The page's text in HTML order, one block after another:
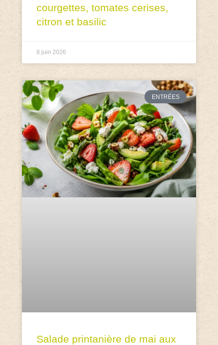
courgettes, tomates cerises,
citron et basilic
8 juin 2026
ENTRÉES
Salade printanière de mai aux